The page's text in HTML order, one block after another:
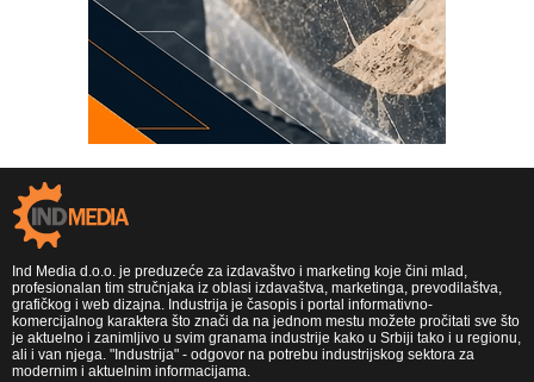
Ind Media d.o.o. je preduzeće za izdavaštvo i marketing koje čini mlad,
profesionalan tim stručnjaka iz oblasi izdavaštva, marketinga, prevodilaštva,
grafičkog i web dizajna. Industrija je časopis i portal informativno-
komercijalnog karaktera što znači da na jednom mestu možete pročitati sve što
je aktuelno i zanimljivo u svim granama industrije kako u Srbiji tako i u regionu,
ali i van njega. "Industrija" - odgovor na potrebu industrijskog sektora za
modernim i aktuelnim informacijama.